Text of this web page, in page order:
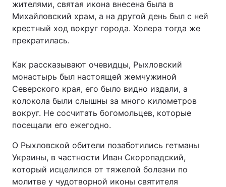
жителями, святая икона внесена была в
Михайловский храм, а на другой день был с ней
крестный ход вокруг города. Холера тогда же
прекратилась.
Как рассказывают очевидцы, Рыхловский
монастырь был настоящей жемчужиной
Северского края, его было видно издали, а
колокола были слышны за много километров
вокруг. Не сосчитать богомольцев, которые
посещали его ежегодно.
О Рыхловской обители позаботились гетманы
Украины, в частности Иван Скоропадский,
который исцелился от тяжелой болезни по
молитве у чудотворной иконы святителя